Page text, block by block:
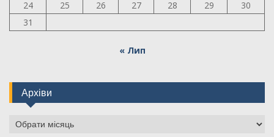
24
25 26 27 28 29
30
31
« Лип
Архіви
Архіви